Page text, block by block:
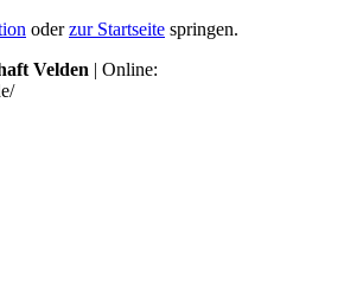
oderzur Startseite springen.
Velden | Online: